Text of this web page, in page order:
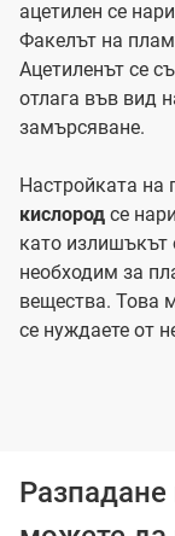
ацетилен се
Факелът на
Ацетиленът се
отлага във вид
замърсяване.
Настройката на
кислород се
като излишъкът
необходим за
вещества. Това
се нуждаете от
Разпадане